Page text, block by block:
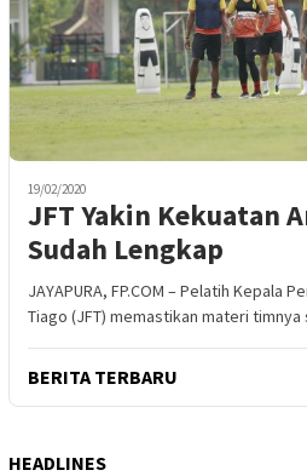
19/02/2020
JFT Yakin Kekuatan
Sudah Lengkap
JAYAPURA, FP.COM – Pelatih Kepala
Tiago (JFT) memastikan materi
BERITA TERBARU
HEADLINES